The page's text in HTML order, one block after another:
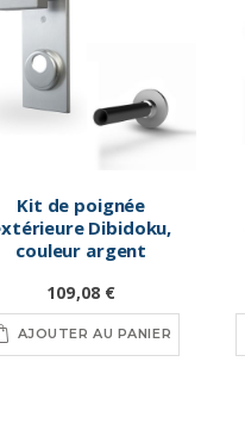
Kit de poignée
Dibidoku,
couleur argent
109,08 €
AJOUTER AU PANIER